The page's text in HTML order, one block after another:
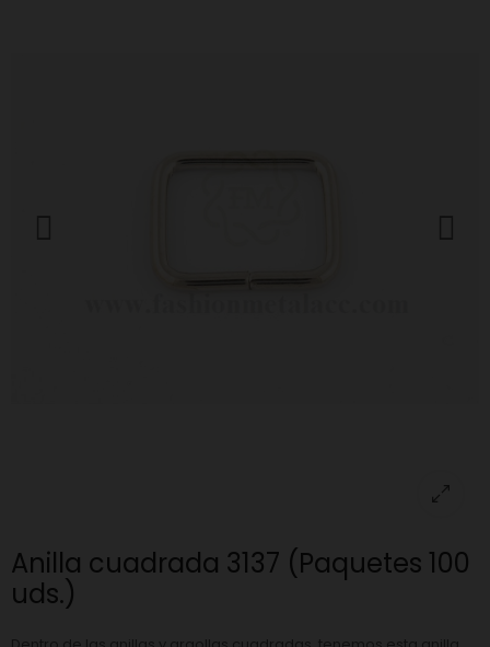
Anilla cuadrada 3137 (Paquetes 100
uds.)